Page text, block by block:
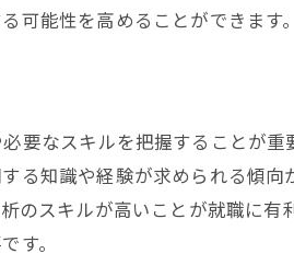
ト経験
作成方法
都の市場動向と勝ち抜くための
可能性を高めることができます。
要なスキルを把握することが
知識や経験が求められる傾向
のスキルが高いことが就職に
す。